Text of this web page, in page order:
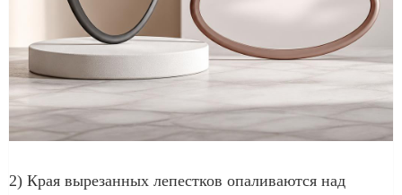
2) Края вырезанных лепестков опаливаются над